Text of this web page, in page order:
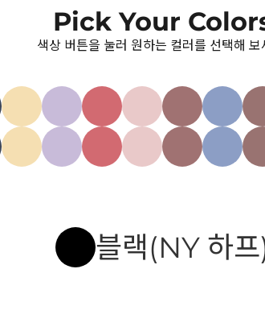
Pick Your
색상 버튼을 눌러 원하는 컬러를 선택해 보
블랙(NY 하프